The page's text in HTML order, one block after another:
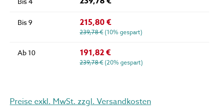
Bis9 215,80 €
239,78 € (10% gespart)
Ab 10 191,82 €
239,78 € (20% gespart)
Preise exkl. MwSt. zzgl. Versandkosten